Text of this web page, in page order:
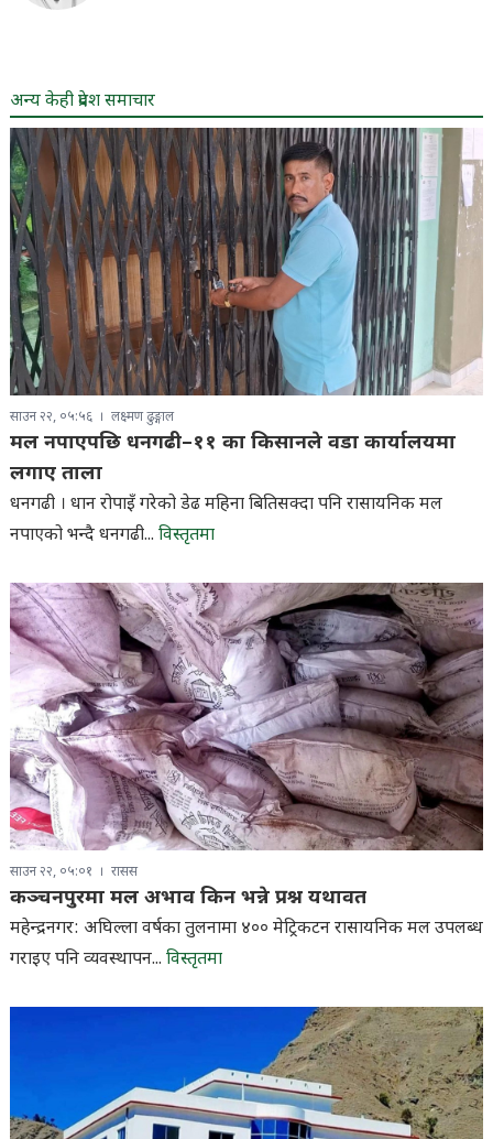
अन्य केही प्रदेश समाचार
साउन २२, ०५:५६ लक्ष्मण ढुङ्गाल
मल नपाएपछि धनगढी–११ का किसानले वडा कार्यालयमा
लगाए ताला
धनगढी । धान रोपाइँ गरेको डेढ महिना बितिसक्दा पनि रासायनिक मल
नपाएको भन्दै धनगढी... विस्तृतमा
साउन २२, ०५:०१ रासस
कञ्चनपुरमा मल अभाव किन भन्ने प्रश्न यथावत
महेन्द्रनगर: अघिल्ला वर्षका तुलनामा ४०० मेट्रिकटन रासायनिक मल उपलब्ध
गराइए पनि व्यवस्थापन... विस्तृतमा